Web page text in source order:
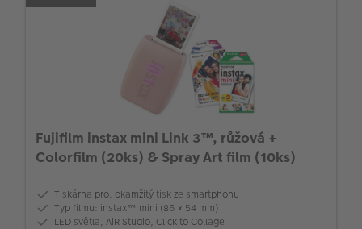
Fujifilm instax mini Link 3™, růžová +
Colorfilm (20ks) & Spray Art film (10ks)
Tiskárna pro: okamžitý tisk ze smartphonu
Typ filmu: instax™ mini (86 × 54 mm)
LED světla, AiR Studio, Click to Collage